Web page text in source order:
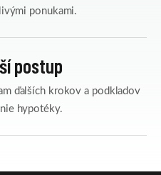
ponukami.
postup
ďalších krokov a podkladov
hypotéky.